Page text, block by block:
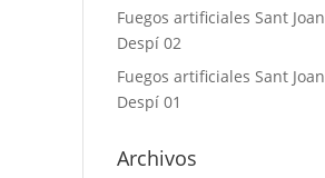
Fuegos artificiales Sant Joan
Despí 02
Fuegos artificiales Sant Joan
Despí 01
Archivos